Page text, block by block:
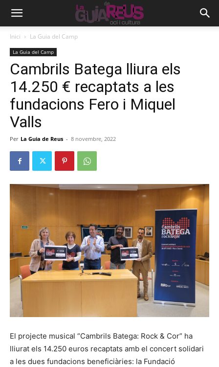
Inici La Guia del Camp
La Guia del Camp
Cambrils Batega lliura els
14.250 € recaptats a les
fundacions Fero i Miquel
Valls
Per La Guia de Reus - 8 novembre, 2022
El projecte musical “Cambrils Batega: Rock & Cor” ha
lliurat els 14.250 euros recaptats amb el concert solidari
a les dues fundacions beneficiàries: la Fundació